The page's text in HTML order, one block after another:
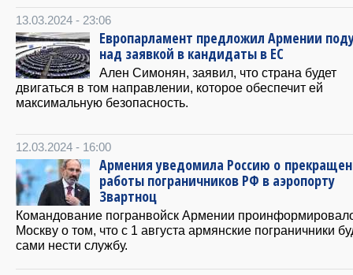
13.03.2024 - 23:06
Европарламент предложил Армении
над заявкой в кандидаты в ЕС
Ален Симонян, заявил, что страна будет
двигаться в том направлении, которое обеспечит ей
максимальную безопасность.
12.03.2024 - 16:00
Армения уведомила Россию о
работы пограничников РФ в аэропорту
Звартноц
Командование погранвойск Армении
Москву о том, что с 1 августа армянские пограничники
сами нести службу.